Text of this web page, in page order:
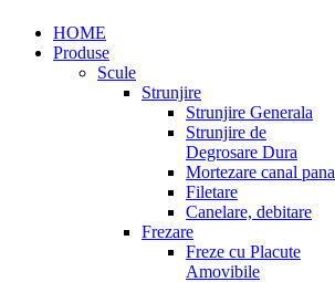
HOME
Produse
Scule
Strunjire
Strunjire Generala
Strunjire de
Degrosare Dura
Mortezare canal pana
Filetare
Canelare, debitare
Frezare
Freze cu Placute
Amovibile